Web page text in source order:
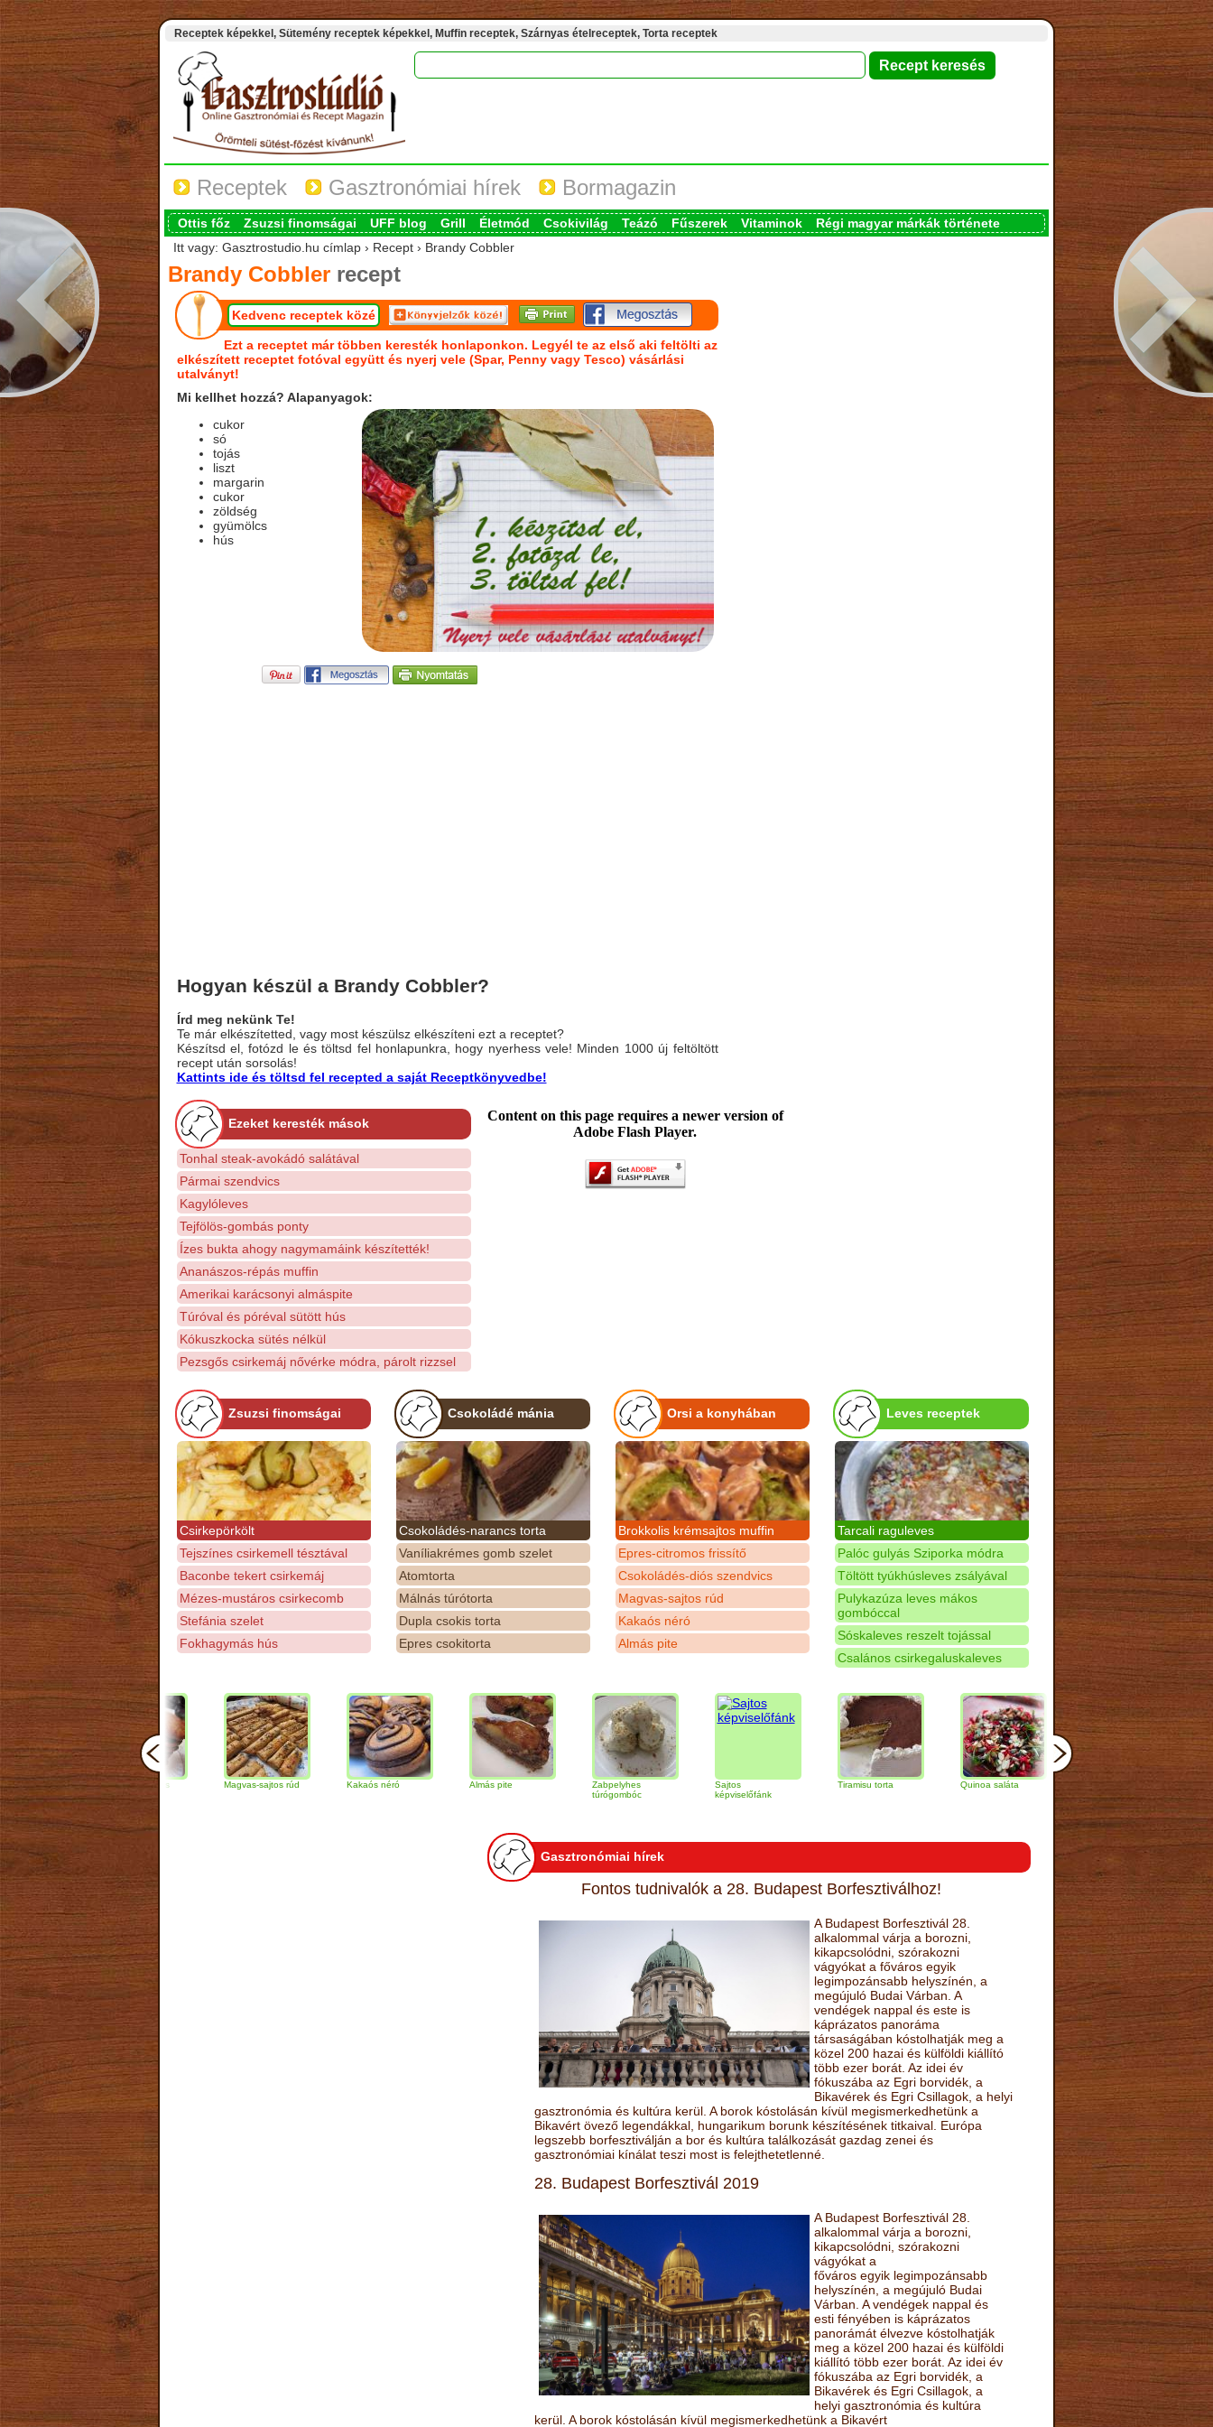
Receptek képekkel, Sütemény receptek képekkel, Muffin receptek, Szárnyas ételreceptek, Torta receptek
Receptek Gasztronómiai hírek Bormagazin
Ottis főz Zsuzsi finomságai UFF blog Grill Életmód Csokivilág Teázó Fűszerek Vitaminok
Régi magyar márkák története
Itt vagy: Gasztrostudio.hu címlap › Recept › Brandy Cobbler
Brandy Cobblerrecept
Kedvenc receptek közé
Ezt a receptet már többen keresték honlaponkon. Legyél te az első aki feltölti az
elkészített receptet fotóval együtt és nyerj vele (Spar, Penny vagy Tesco) vásárlási
utalványt!
Mi kellhet hozzá? Alapanyagok:
cukor
só
tojás
liszt
margarin
cukor
zöldség
gyümölcs
hús
Hogyan készül a Brandy Cobbler?
Írd meg nekünk Te!
Te már elkészítetted, vagy most készülsz elkészíteni ezt a receptet?
Készítsd el, fotózd le és töltsd fel honlapunkra, hogy nyerhess vele! Minden 1000 új feltöltött
recept után sorsolás!
Kattints ide és töltsd fel recepted a saját Receptkönyvedbe!
Ezeket keresték mások
Tonhal steak-avokádó salátával
Pármai szendvics
Kagylóleves
Tejfölös-gombás ponty
Ízes bukta ahogy nagymamáink készítették!
Ananászos-répás muffin
Amerikai karácsonyi almáspite
Túróval és póréval sütött hús
Kókuszkocka sütés nélkül
Pezsgős csirkemáj nővérke módra, párolt rizzsel
Content on this page requires a newer version of
Adobe Flash Player.
Zsuzsi finomságai
Csirkepörkölt
Tejszínes csirkemell tésztával
Baconbe tekert csirkemáj
Mézes-mustáros csirkecomb
Stefánia szelet
Fokhagymás hús
Csokoládé mánia
Csokoládés-narancs torta
Vaníliakrémes gomb szelet
Atomtorta
Málnás túrótorta
Dupla csokis torta
Epres csokitorta
Orsi a konyhában
Brokkolis krémsajtos muffin
Epres-citromos frissítő
Csokoládés-diós szendvics
Magvas-sajtos rúd
Kakaós néró
Almás pite
Leves receptek
Tarcali raguleves
Palóc gulyás Sziporka módra
Töltött tyúkhúsleves zsályával
Pulykazúza leves mákos
gombóccal
Sóskaleves reszelt tojással
Csalános csirkegaluskaleves
Csokoládés-diós
szendvics
Magvas-sajtos rúd Kakaós néró
Zabpelyhes
túrógombóc
képviselőfánk
Tiramisu torta Quinoa saláta Mandulás kifli
narancs
Gasztronómiai hírek
Fontos tudnivalók a 28. Budapest Borfesztiválhoz!
A Budapest Borfesztivál 28.
alkalommal várja a borozni,
kikapcsolódni, szórakozni
vágyókat a főváros egyik
legimpozánsabb helyszínén, a
megújuló Budai Várban. A
vendégek nappal és este is
káprázatos panoráma
társaságában kóstolhatják meg a
közel 200 hazai és külföldi kiállító
több ezer borát. Az idei év
fókuszába az Egri borvidék, a
Bikavérek és Egri Csillagok, a helyi
gasztronómia és kultúra kerül. A borok kóstolásán kívül megismerkedhetünk a
Bikavért övező legendákkal, hungarikum borunk készítésének titkaival. Európa
legszebb borfesztiválján a bor és kultúra találkozását gazdag zenei és
gasztronómiai kínálat teszi most is felejthetetlenné.
28. Budapest Borfesztivál 2019
A Budapest Borfesztivál 28.
alkalommal várja a borozni,
kikapcsolódni, szórakozni
vágyókat a
főváros egyik legimpozánsabb
helyszínén, a megújuló Budai
Várban. A vendégek nappal és
esti fényében is káprázatos
panorámát élvezve kóstolhatják
meg a közel 200 hazai és külföldi
kiállító több ezer borát. Az idei év
fókuszába az Egri borvidék, a
Bikavérek és Egri Csillagok, a
helyi gasztronómia és kultúra
kerül. A borok kóstolásán kívül megismerkedhetünk a Bikavért